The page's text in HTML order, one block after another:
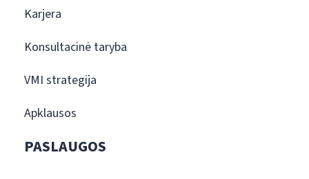
Karjera
Konsultacinė taryba
VMI strategija
Apklausos
PASLAUGOS